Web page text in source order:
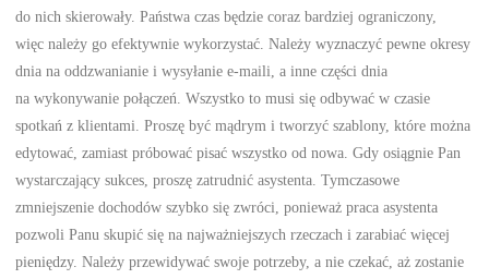
do nich skierowały. Państwa czas będzie coraz bardziej ograniczony,
więc należy go efektywnie wykorzystać. Należy wyznaczyć pewne okresy
dnia na oddzwanianie i wysyłanie e-maili, a inne części dnia
na wykonywanie połączeń. Wszystko to musi się odbywać w czasie
spotkań z klientami. Proszę być mądrym i tworzyć szablony, które można
edytować, zamiast próbować pisać wszystko od nowa. Gdy osiągnie Pan
wystarczający sukces, proszę zatrudnić asystenta. Tymczasowe
zmniejszenie dochodów szybko się zwróci, ponieważ praca asystenta
pozwoli Panu skupić się na najważniejszych rzeczach i zarabiać więcej
pieniędzy. Należy przewidywać swoje potrzeby, a nie czekać, aż zostanie